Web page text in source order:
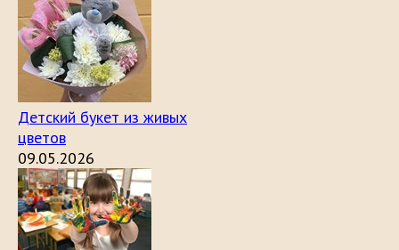
Детский букет из живых
цветов
09.05.2026